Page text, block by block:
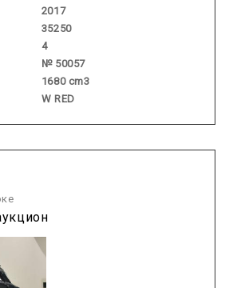
2017
35250
4
№ 50057
1680 cm3
W RED